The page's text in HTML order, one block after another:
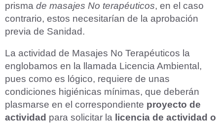
prisma de masajes No terapéuticos, en el caso
contrario, estos necesitarían de la aprobación
previa de Sanidad.
La actividad de Masajes No Terapéuticos la
englobamos en la llamada Licencia Ambiental,
pues como es lógico, requiere de unas
condiciones higiénicas mínimas, que deberán
plasmarse en el correspondiente proyecto de
actividad para solicitar la licencia de actividad o